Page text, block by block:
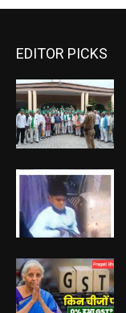
EDITOR PICKS